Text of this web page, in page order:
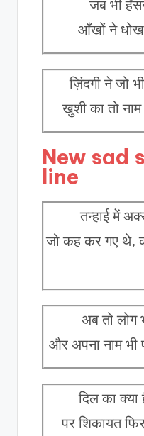
जब भी
आँखों ने
ज़िंदगी ने जो
खुशी का तो
New sad
line
तन्हाई में
जो कह कर गए थे,
अब तो लोग
और अपना नाम भी
दिल का
पर शिकायत